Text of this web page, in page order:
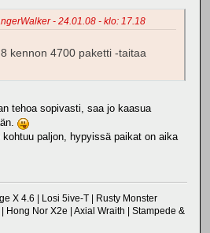
- 24.01.08 - klo: 17.18
kennon 4700 paketti -taitaa
tehoa sopivasti, saa jo kaasua
kohtuu paljon, hypyissä paikat on aika
X 4.6 | Losi 5ive-T | Rusty Monster
Hong Nor X2e | Axial Wraith | Stampede &